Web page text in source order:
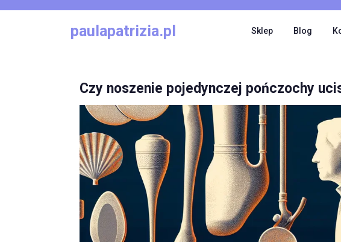
paulapatrizia.pl Sklep Blog
Czy noszenie pojedynczej pończochy